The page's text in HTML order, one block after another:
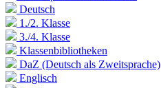
Deutsch
1./2. Klasse
3./4. Klasse
Klassenbibliotheken
DaZ (Deutsch als Zweitsprache)
Englisch